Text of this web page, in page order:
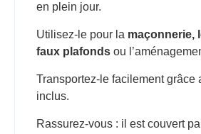
en plein jour.
Utilisez-le pour la maçonnerie,
faux plafonds ou
Transportez-le facilement grâce
inclus.
Rassurez-vous : il est couvert